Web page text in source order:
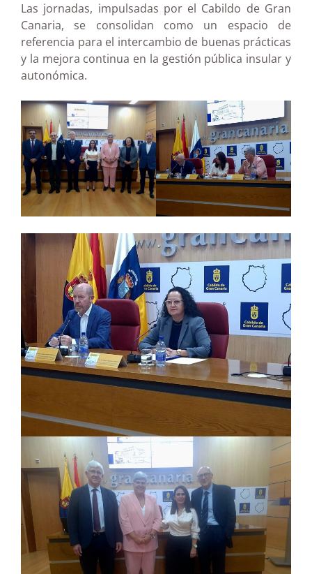
Las jornadas, impulsadas por el Cabildo de Gran
Canaria, se consolidan como un espacio de
referencia para el intercambio de buenas prácticas
y la mejora continua en la gestión pública insular y
autonómica.